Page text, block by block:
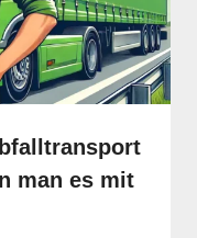
man es mit